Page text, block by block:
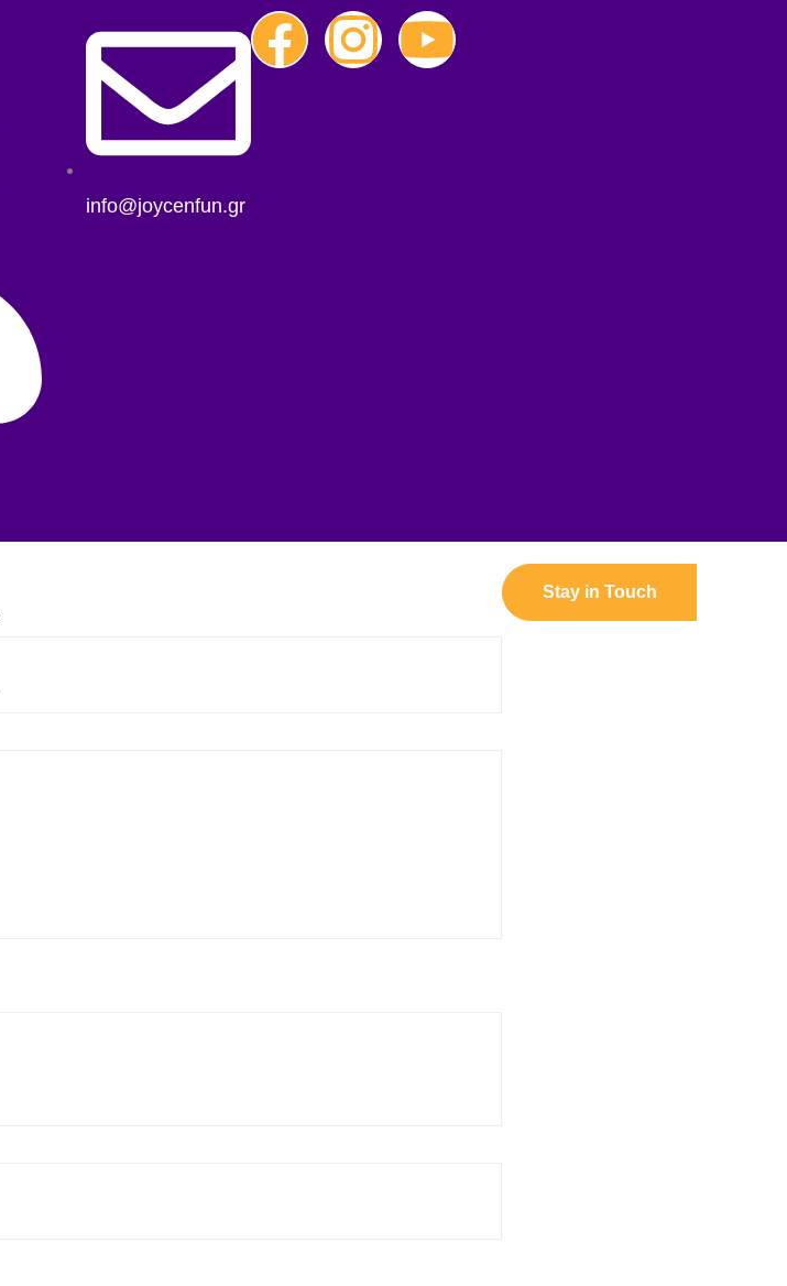
info@joycenfun.gr
Stay in Touch